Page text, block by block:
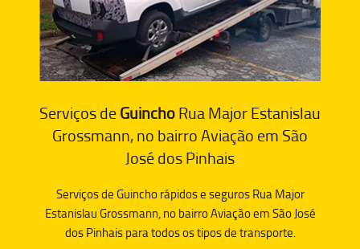
Serviços deGuinchoRua Major Estanislau
Grossmann, no bairro Aviação em São
José dos Pinhais
Serviços de Guincho rápidos e seguros Rua Major
Estanislau Grossmann, no bairro Aviação em São José
dos Pinhais para todos os tipos de transporte.